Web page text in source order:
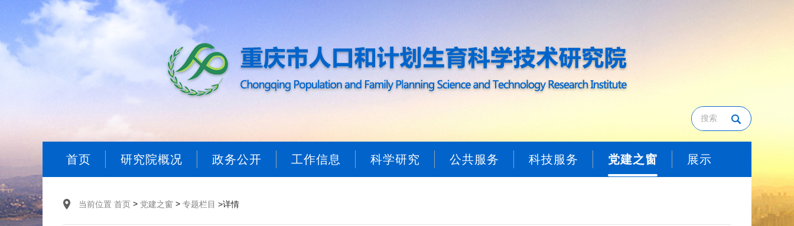
首页 研究院概况 政务公开 工作信息 科学研究 公共服务 科技服务 党建之窗 展示
当前位置 首页 > 党建之窗 > 专题栏目 >详情